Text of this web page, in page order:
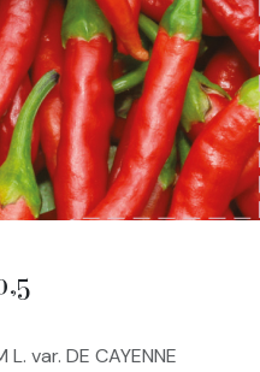
var. DE CAYENNE